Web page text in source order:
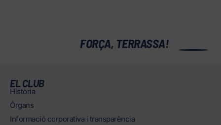
FORÇA, TERRASSA!
EL CLUB
Història
Òrgans
Informació corporativa i transparència